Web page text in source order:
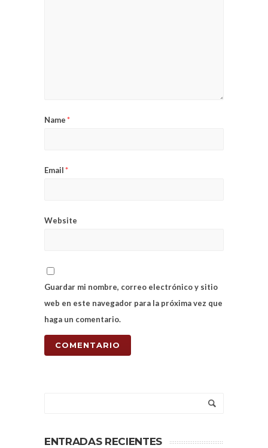
Name*
Email*
Website
Guardar mi nombre, correo electrónico y sitio
web en este navegador para la próxima vez que
haga un comentario.
ENTRADAS RECIENTES